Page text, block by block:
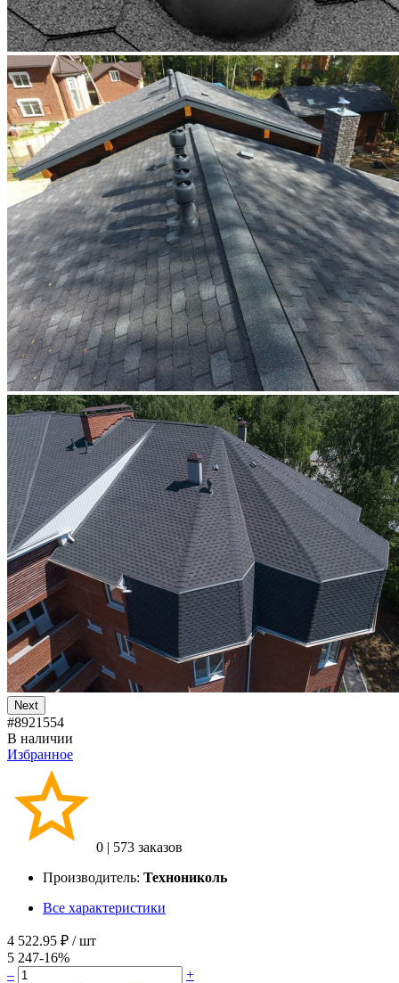
Next
#8921554
В наличии
Избранное
0 | 573 заказов
Производитель: Технониколь
Все характеристики
4 522.95 ₽ / шт
5 247-16%
–
+